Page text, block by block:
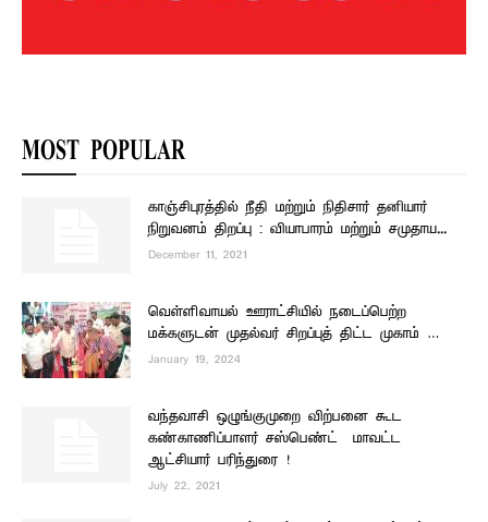
MOST POPULAR
காஞ்சிபுரத்தில் நீதி மற்றும் நிதிசார் தனியார்
நிறுவனம் திறப்பு : வியாபாரம் மற்றும் சமுதாய...
December 11, 2021
வெள்ளிவாயல் ஊராட்சியில் நடைப்பெற்ற
மக்களுடன் முதல்வர் சிறப்புத் திட்ட முகாம் …
January 19, 2024
வந்தவாசி ஒழுங்குமுறை விற்பனை கூட
கண்காணிப்பாளர் சஸ்பெண்ட் – மாவட்ட
ஆட்சியார் பரிந்துரை !
July 22, 2021